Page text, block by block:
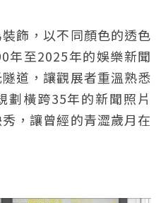
飾，以不同顏色的透色
年至2025年的娛樂新聞
道，讓觀展者重溫熟悉
劃橫跨35年的新聞照片
，讓曾經的青澀歲月在